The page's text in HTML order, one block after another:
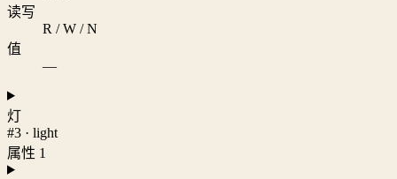
读写
R / W / N
值
—
灯
#3 · light
属性 1